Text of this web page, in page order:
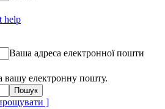
help
Ваша адреса електронної пошти
вашу електронну пошту.
]